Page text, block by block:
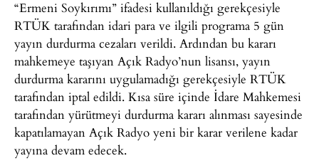
“Ermeni Soykırımı” ifadesi kullanıldığı gerekçesiyle
RTÜK tarafından idari para ve ilgili programa 5 gün
yayın durdurma cezaları verildi. Ardından bu kararı
mahkemeye taşıyan Açık Radyo’nun lisansı, yayın
durdurma kararını uygulamadığı gerekçesiyle RTÜK
tarafından iptal edildi. Kısa süre içinde İdare Mahkemesi
tarafından yürütmeyi durdurma kararı alınması sayesinde
kapatılamayan Açık Radyo yeni bir karar verilene kadar
yayına devam edecek.